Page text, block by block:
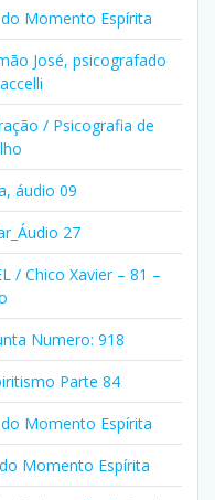
Momento Espírita
José, psicografado
/ Psicografia de
áudio 09
27
/ Chico Xavier – 81 –
Numero: 918
Parte 84
Momento Espírita
Momento Espírita